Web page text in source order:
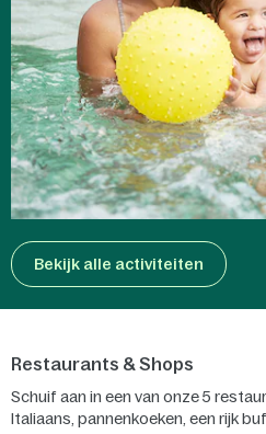
Bekijk alle activiteiten
Restaurants & Shops
Schuif aan in een van onze 5
Italiaans, pannenkoeken, een rijk